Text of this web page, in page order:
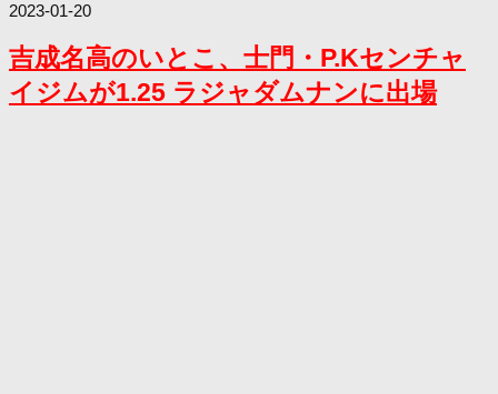
2023-01-20
吉成名高のいとこ、士門・P.Kセンチャ
イジムが1.25 ラジャダムナンに出場